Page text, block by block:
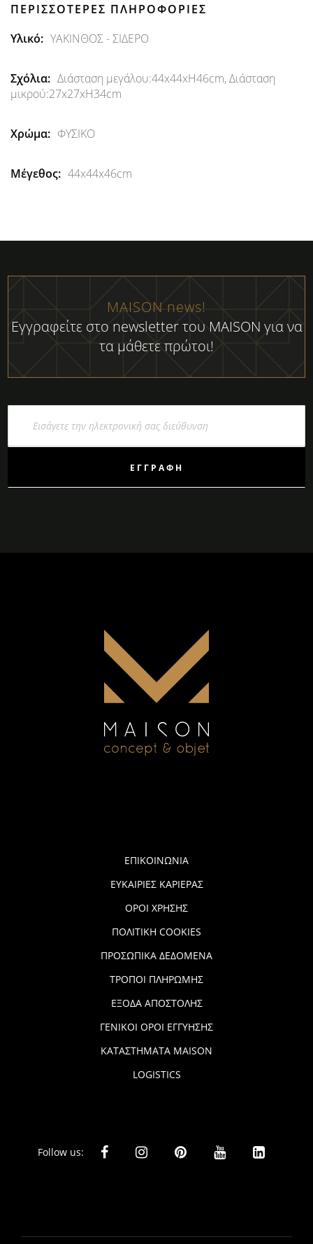
ΠΕΡΙΣΣΌΤΕΡΕΣ ΠΛΗΡΟΦΟΡΊΕΣ
ΠερισσότερεςΥΑΚΙΝΘΟΣ - ΣΙΔΕΡΟ
Διάσταση μεγάλου:44x44xH46cm, Διάσταση
μικρού:27x27xH34cm
ΦΥΣΙΚΟ
44x44x46cm
MAISON news!
Εγγραφείτε στο newsletter του MAISON για να
τα μάθετε πρώτοι!
ΕΓΓΡΑΦΉ
ΕΠΙΚΟΙΝΩΝΙΑ
ΕΥΚΑΙΡΙΕΣ ΚΑΡΙΕΡΑΣ
ΟΡΟΙ ΧΡΗΣΗΣ
ΠΟΛΙΤΙΚΗ COOKIES
ΠΡΟΣΩΠΙΚΑ ΔΕΔΟΜΕΝΑ
ΤΡΟΠΟΙ ΠΛΗΡΩΜΗΣ
ΕΞΟΔΑ ΑΠΟΣΤΟΛΗΣ
ΓΕΝΙΚΟΙ ΟΡΟΙ ΕΓΓΥΗΣΗΣ
ΚΑΤΑΣΤΗΜΑΤΑ MAISON
LOGISTICS
Follow us: